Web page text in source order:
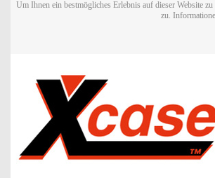
Um Ihnen ein bestmögliches Erlebnis auf dieser Website
zu.